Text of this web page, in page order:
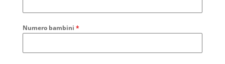
Numero bambini *